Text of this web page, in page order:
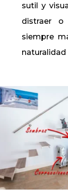
sutil y
distraer
siempre